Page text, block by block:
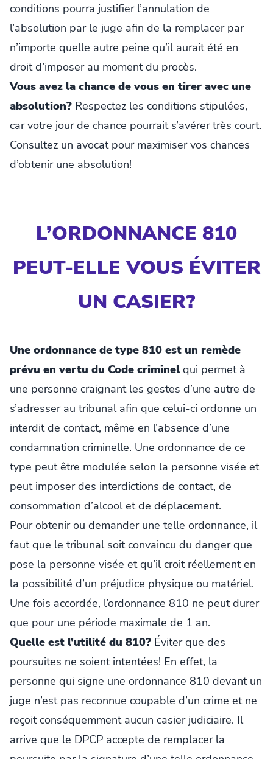
conditions pourra justifier l’annulation de
l’absolution par le juge afin de la remplacer par
n’importe quelle autre peine qu’il aurait été en
droit d’imposer au moment du procès.
Vous avez la chance de vous en tirer avec une
absolution? Respectez les conditions stipulées,
car votre jour de chance pourrait s’avérer très court.
Consultez un avocat pour maximiser vos chances
d’obtenir une absolution!
L’ORDONNANCE 810
PEUT-ELLE VOUS ÉVITER
UN CASIER?
Une ordonnance de type 810 est un remède
prévu en vertu du Code criminel qui permet à
une personne craignant les gestes d’une autre de
s’adresser au tribunal afin que celui-ci ordonne un
interdit de contact, même en l’absence d’une
condamnation criminelle. Une ordonnance de ce
type peut être modulée selon la personne visée et
peut imposer des interdictions de contact, de
consommation d’alcool et de déplacement.
Pour obtenir ou demander une telle ordonnance, il
faut que le tribunal soit convaincu du danger que
pose la personne visée et qu’il croit réellement en
la possibilité d’un préjudice physique ou matériel.
Une fois accordée, l’ordonnance 810 ne peut durer
que pour une période maximale de 1 an.
Quelle est l’utilité du 810? Éviter que des
poursuites ne soient intentées! En effet, la
personne qui signe une ordonnance 810 devant un
juge n’est pas reconnue coupable d’un crime et ne
reçoit conséquemment aucun casier judiciaire. Il
arrive que le DPCP accepte de remplacer la